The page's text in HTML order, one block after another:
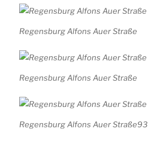
Regensburg Alfons Auer Straße
Regensburg Alfons Auer Straße
Regensburg Alfons Auer Straße93